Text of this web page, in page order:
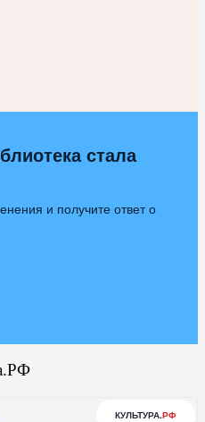
стала
и получите ответ о